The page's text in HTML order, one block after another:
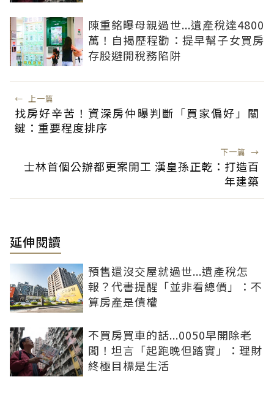
陳重銘曝母親過世...遺產稅達4800
萬！自揭歷程勸：提早幫子女買房
存股避開稅務陷阱
← 上一篇
找房好辛苦！資深房仲曝判斷「買家偏好」關
鍵：重要程度排序
下一篇 →
士林首個公辦都更案開工 漢皇孫正乾：打造百
年建築
延伸閱讀
預售還沒交屋就過世...遺產稅怎
報？代書提醒「並非看總價」：不
算房產是債權
不買房買車的話...0050早開除老
闆！坦言「起跑晚但踏實」：理財
終極目標是生活